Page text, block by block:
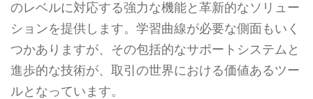
のレベルに対応する強力な機能と革新的なソリュー
ションを提供します。学習曲線が必要な側面もいく
つかありますが、その包括的なサポートシステムと
進歩的な技術が、取引の世界における価値あるツー
ルとなっています。